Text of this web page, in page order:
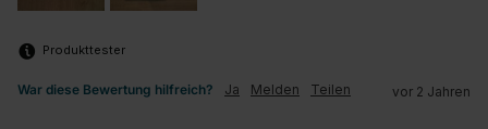
Produkttester
War diese Bewertung hilfreich? Ja Melden Teilen vor 2 Jahren